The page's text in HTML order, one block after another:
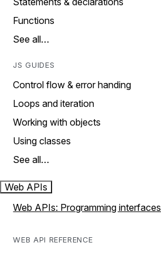
Functions
See all…
JS GUIDES
Control flow & error handing
Loops and iteration
Working with objects
Using classes
See all…
Web APIs
Web APIs: Programming interfaces
WEB API REFERENCE